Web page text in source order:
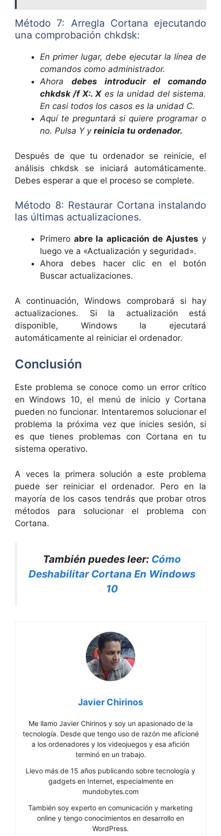
Método 7: Arregla Cortana ejecutando
una comprobación chkdsk:
En primer lugar, debe ejecutar la línea de
comandos como administrador.
Ahora debes introducir el comando
chkdsk /f X:. Xes la unidad del sistema.
En casi todos los casos es la unidad C.
Aquí te preguntará si quiere programar o
no. Pulsa Y y reinicia tu ordenador.
Después de que tu ordenador se reinicie, el
análisis chkdsk se iniciará automáticamente.
Debes esperar a que el proceso se complete.
Método 8: Restaurar Cortana instalando
las últimas actualizaciones.
Primeroabre la aplicación de Ajustes y
luego ve a «Actualización y seguridad».
Ahora debes hacer clic en el botón
Buscar actualizaciones.
A continuación, Windows comprobará si hay
actualizaciones. Si la actualización está
disponible, Windows la ejecutará
automáticamente al reiniciar el ordenador.
Conclusión
Este problema se conoce como un error crítico
en Windows 10, el menú de inicio y Cortana
pueden no funcionar. Intentaremos solucionar el
problema la próxima vez que inicies sesión, si
es que tienes problemas con Cortana en tu
sistema operativo.
A veces la primera solución a este problema
puede ser reiniciar el ordenador. Pero en la
mayoría de los casos tendrás que probar otros
métodos para solucionar el problema con
Cortana.
También puedes leer:Cómo
Deshabilitar Cortana En Windows
10
Javier Chirinos
Me llamo Javier Chirinos y soy un apasionado de la
tecnología. Desde que tengo uso de razón me aficioné
a los ordenadores y los videojuegos y esa afición
terminó en un trabajo.
Llevo más de 15 años publicando sobre tecnología y
gadgets en Internet, especialmente en
mundobytes.com
También soy experto en comunicación y marketing
online y tengo conocimientos en desarrollo en
WordPress.